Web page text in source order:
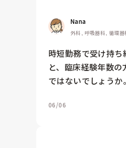
Nana
外科, 呼吸器科, 循環
時短勤務で受け持
と、臨床経験年数
ではないでしょうか。
06/06